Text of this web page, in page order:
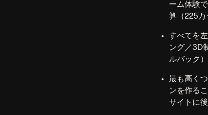
ーム体験
算（225万
すべてを
ング／3D
ルバック）
最も高く
ンを作る
サイトに